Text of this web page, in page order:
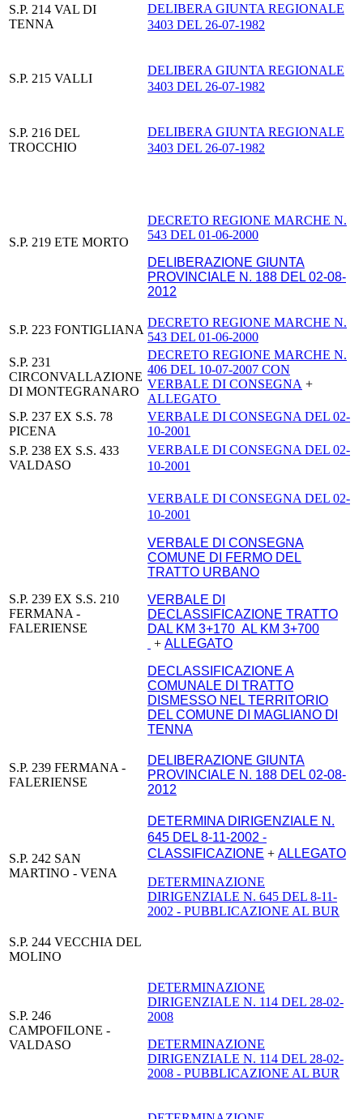
S.P. 214 VAL DI
TENNA
DELIBERA GIUNTA REGIONALE
3403 DEL 26-07-1982
S.P. 215 VALLI
DELIBERA GIUNTA REGIONALE
3403 DEL 26-07-1982
S.P. 216 DEL
TROCCHIO
DELIBERA GIUNTA REGIONALE
3403 DEL 26-07-1982
S.P. 219 ETE MORTO
DECRETO REGIONE MARCHE N.
543 DEL 01-06-2000
DELIBERAZIONE GIUNTA
PROVINCIALE N. 188 DEL 02-08-
2012
S.P. 223 FONTIGLIANA
DECRETO REGIONE MARCHE N.
543 DEL 01-06-2000
S.P. 231
CIRCONVALLAZIONE
DI MONTEGRANARO
DECRETO REGIONE MARCHE N.
406 DEL 10-07-2007 CON
VERBALE DI CONSEGNA +
ALLEGATO
S.P. 237 EX S.S. 78
PICENA
VERBALE DI CONSEGNA DEL 02-
10-2001
S.P. 238 EX S.S. 433
VALDASO
VERBALE DI CONSEGNA DEL 02-
10-2001
S.P. 239 EX S.S. 210
FERMANA -
FALERIENSE
VERBALE DI CONSEGNA DEL 02-
10-2001
VERBALE DI CONSEGNA
COMUNE DI FERMO DEL
TRATTO URBANO
VERBALE DI
DECLASSIFICAZIONE TRATTO
DAL KM 3+170 AL KM 3+700
+ ALLEGATO
DECLASSIFICAZIONE A
COMUNALE DI TRATTO
DISMESSO NEL TERRITORIO
DEL COMUNE DI MAGLIANO DI
TENNA
S.P. 239 FERMANA -
FALERIENSE
DELIBERAZIONE GIUNTA
PROVINCIALE N. 188 DEL 02-08-
2012
S.P. 242 SAN
MARTINO - VENA
DETERMINA DIRIGENZIALE N.
645 DEL 8-11-2002 -
CLASSIFICAZIONE + ALLEGATO
DETERMINAZIONE
DIRIGENZIALE N. 645 DEL 8-11-
2002 - PUBBLICAZIONE AL BUR
S.P. 244 VECCHIA DEL
MOLINO
S.P. 246
CAMPOFILONE -
VALDASO
DETERMINAZIONE
DIRIGENZIALE N. 114 DEL 28-02-
2008
DETERMINAZIONE
DIRIGENZIALE N. 114 DEL 28-02-
2008 - PUBBLICAZIONE AL BUR